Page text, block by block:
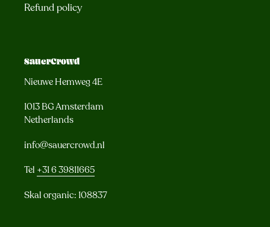
Refund policy
SauerCrowd
Nieuwe Hemweg 4E
1013 BG Amsterdam
Netherlands
info@sauercrowd.nl
Tel +31 6 39811665
Skal organic: 108837